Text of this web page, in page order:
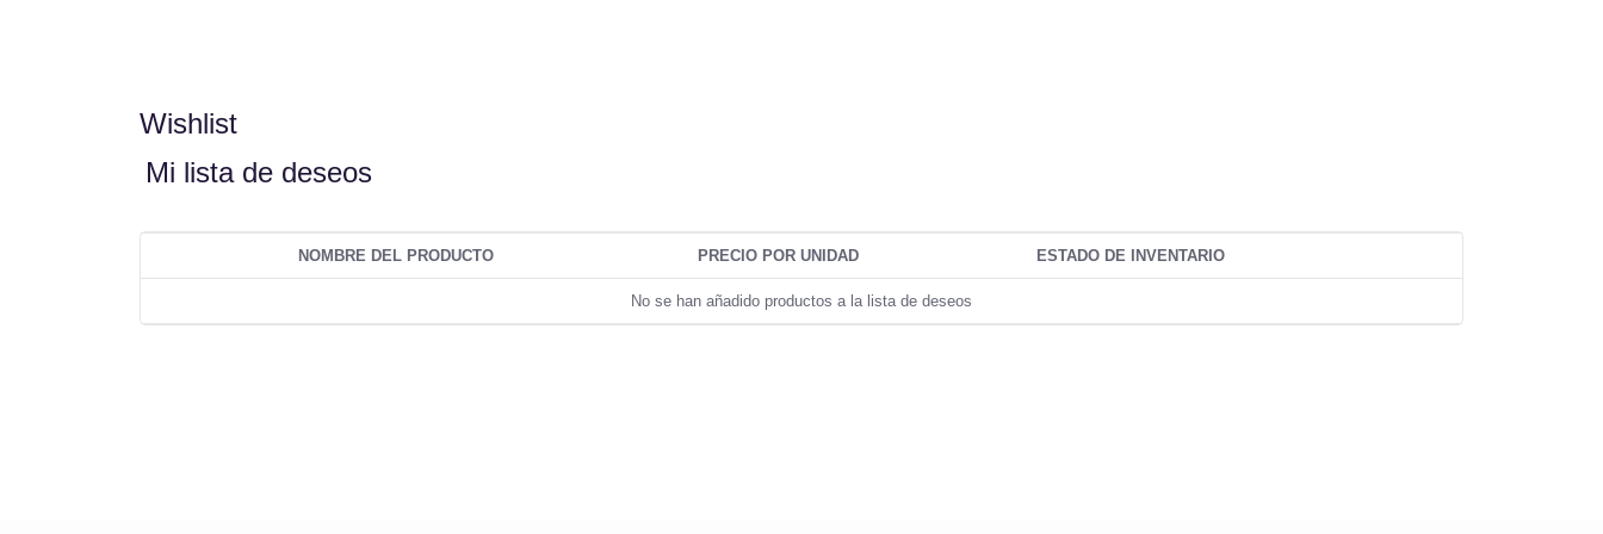
Wishlist
Mi lista de deseos
NOMBRE DEL PRODUCTO PRECIO POR UNIDAD ESTADO DE INVENTARIO
No se han añadido productos a la lista de deseos